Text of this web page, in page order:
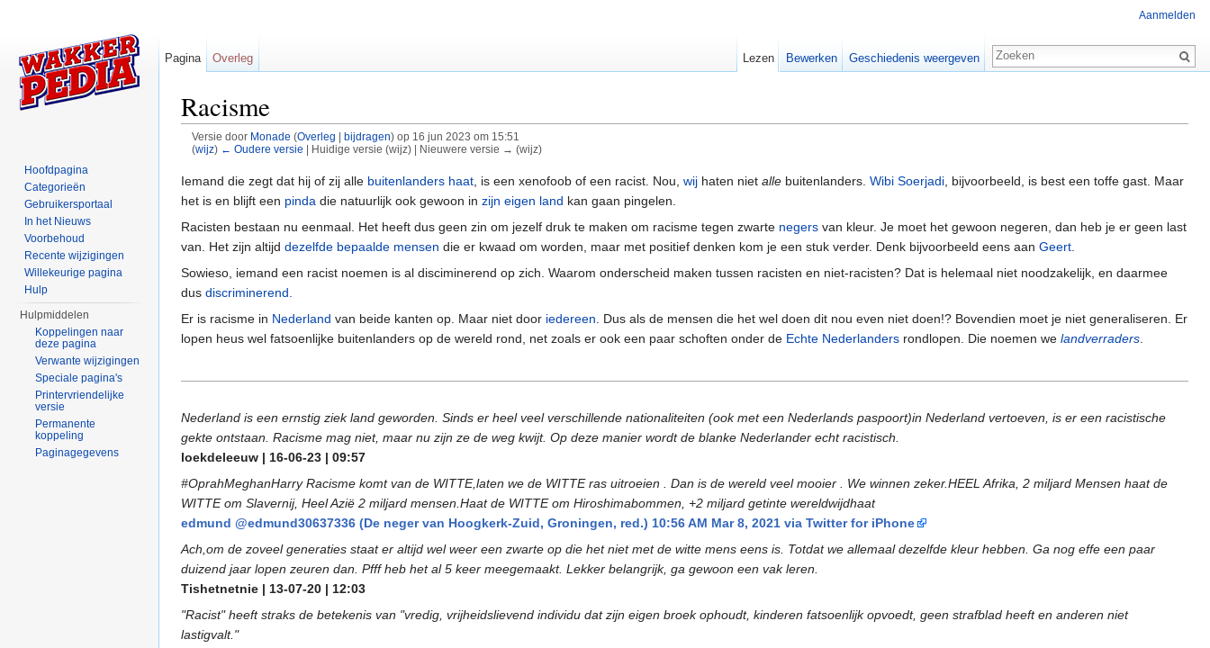
Racisme
Versie door Monade (Overleg bijdragen)op 16 jun 2023 om 15:51
(wijz) ← Oudere versie | Huidige versie (wijz) | Nieuwere versie → (wijz)
Iemand die zegt dat hij of zij alle buitenlanders haat , is een xenofoob of een racist. Nou, wij haten niet alle buitenlanders. Wibi Soerjadi , bijvoorbeeld, is best een toffe gast. Maar
het is en blijft een pinda die natuurlijk ook gewoon in zijn eigen land kan gaan pingelen.
Racisten bestaan nu eenmaal. Het heeft dus geen zin om jezelf druk te maken om racisme tegen zwarte negers van kleur. Je moet het gewoon negeren, dan heb je er geen last
van. Het zijn altijd dezelfde bepaalde mensen die er kwaad om worden, maar met positief denken kom je een stuk verder. Denk bijvoorbeeld eens aan Geert
Sowieso, iemand een racist noemen is al disciminerend op zich. Waarom onderscheid maken tussen racisten en niet-racisten? Dat is helemaal niet noodzakelijk, en daarmee
dus discriminerend.
Er is racisme in Nederland van beide kanten op. Maar niet door iedereen . Dus als de mensen die het wel doen dit nou even niet doen!? Bovendien moet je niet generaliseren. Er
lopen heus wel fatsoenlijke buitenlanders op de wereld rond, net zoals er ook een paar schoften onder de Echte Nederlanders rondlopen. Die noemen we landverraders
Nederland is een ernstig ziek land geworden. Sinds er heel veel verschillende nationaliteiten (ook met een Nederlands paspoort)in Nederland vertoeven, is er een racistische
gekte ontstaan. Racisme mag niet, maar nu zijn ze de weg kwijt. Op deze manier wordt de blanke Nederlander echt racistisch.
loekdeleeuw | 16-06-23 | 09:57
#OprahMeghanHarry Racisme komt van de WITTE,laten we de WITTE ras uitroeien . Dan is de wereld veel mooier . We winnen zeker.HEEL Afrika, 2 miljard Mensen haat de
WITTE om Slavernij, Heel Azië 2 miljard mensen.Haat de WITTE om Hiroshimabommen, +2 miljard getinte wereldwijdhaat
edmund @edmund30637336 (De neger van Hoogkerk-Zuid, Groningen, red.) 10:56 AM Mar 8, 2021 via Twitter for iPhone
Ach,om de zoveel generaties staat er altijd wel weer een zwarte op die het niet met de witte mens eens is. Totdat we allemaal dezelfde kleur hebben. Ga nog effe een paar
duizend jaar lopen zeuren dan. Pfff heb het al 5 keer meegemaakt. Lekker belangrijk, ga gewoon een vak leren.
Tishetnetnie | 13-07-20 | 12:03
"Racist" heeft straks de betekenis van "vredig, vrijheidslievend individu dat zijn eigen broek ophoudt, kinderen fatsoenlijk opvoedt, geen strafblad heeft en anderen niet
lastigvalt."
Aanmelden
Pagina Overleg Lezen Bewerken Geschiedenis weergeven
Hoofdpagina
Categorieën
Gebruikersportaal
In het Nieuws
Voorbehoud
Recente wijzigingen
Willekeurige pagina
Hulp
Hulpmiddelen
Koppelingen naar
deze pagina
Verwante wijzigingen
Speciale pagina's
Printervriendelijke
versie
Permanente
koppeling
Paginagegevens